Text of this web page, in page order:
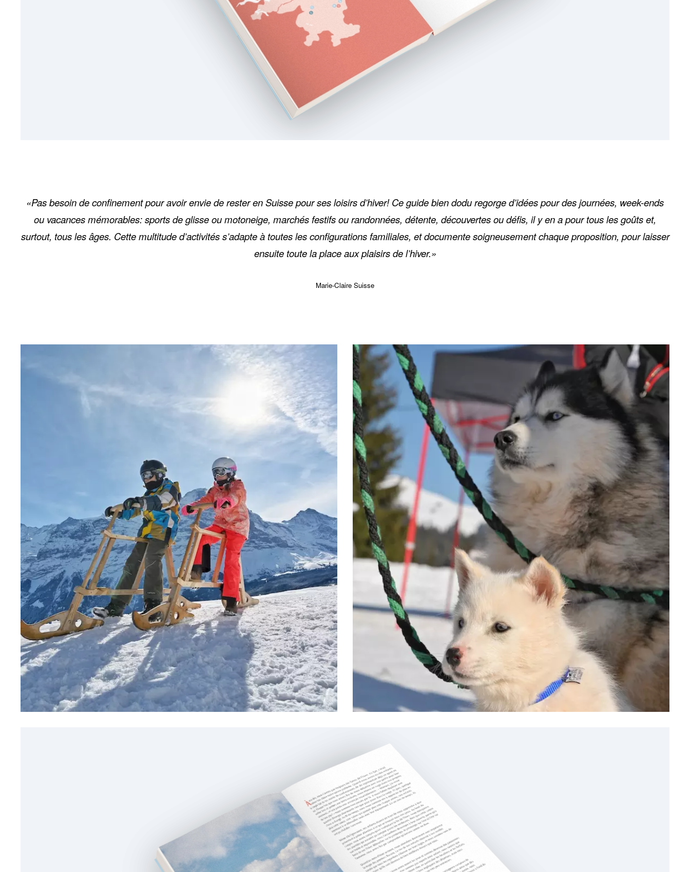
«Pas besoin de confinement pour avoir envie de rester en Suisse pour ses loisirs d’hiver! Ce guide bien dodu regorge d’idées pour des journées, week-ends
ou vacances mémorables: sports de glisse ou motoneige, marchés festifs ou randonnées, détente, découvertes ou défis, il y en a pour tous les goûts et,
surtout, tous les âges. Cette multitude d’activités s’adapte à toutes les configurations familiales, et documente soigneusement chaque proposition, pour laisser
ensuite toute la place aux plaisirs de l’hiver.»
Marie-Claire Suisse